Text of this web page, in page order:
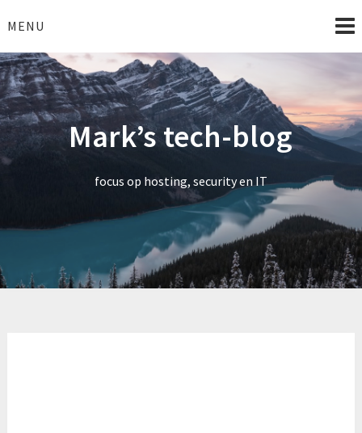
toMENU
Mark’s tech-blog
focus op hosting, security en IT